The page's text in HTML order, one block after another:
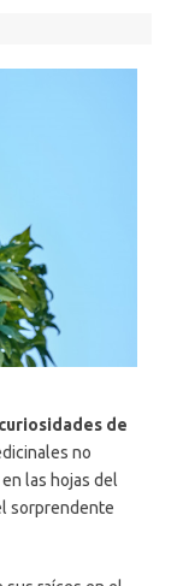
curiosidades de
no
las hojas del
sorprendente